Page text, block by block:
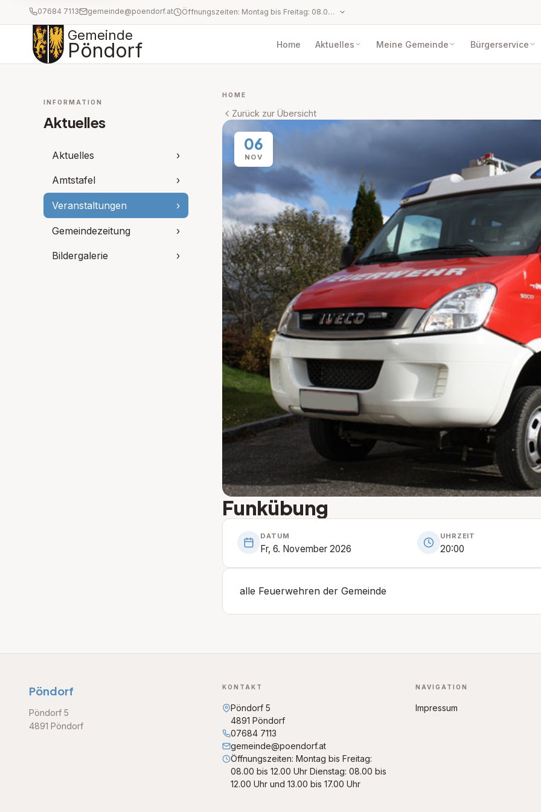
07684 7113 gemeinde@poendorf.at Öffnungszeiten: Montag bis Freitag: 08.00 bis 12.00 Uhr Dienstag: 08.00 bis 12.00 Uhr und 13.00 bis 17.00 Uhr
Gemeinde
Pöndorf Home Aktuelles Meine Gemeinde Bürgerservice
INFORMATION
Aktuelles
Aktuelles ›
Amtstafel ›
Veranstaltungen ›
Gemeindezeitung ›
Bildergalerie ›
HOME
Zurück zur Übersicht
06
NOV
Funkübung
DATUM
Fr, 6. November 2026
UHRZEIT
20:00
alle Feuerwehren der Gemeinde
Pöndorf
Pöndorf 5
4891 Pöndorf
KONTAKT
Pöndorf 5
4891 Pöndorf
07684 7113
gemeinde@poendorf.at
Öffnungszeiten: Montag bis Freitag:
08.00 bis 12.00 Uhr Dienstag: 08.00 bis
12.00 Uhr und 13.00 bis 17.00 Uhr
NAVIGATION
Impressum